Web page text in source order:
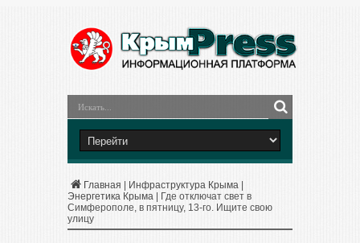
Главная Инфраструктура Крыма
Энергетика Крыма
Где отключат свет в
Симферополе, в пятницу, 13-го. Ищите свою
улицу